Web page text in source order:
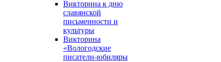
Викторина к дню
славянской
письменности и
культуры
Викторина
«Вологодские
писатели-юбиляры